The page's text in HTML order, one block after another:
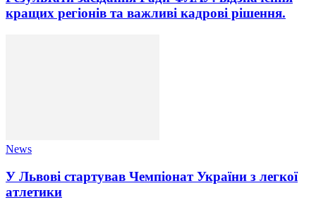
кращих регіонів та важливі кадрові рішення.
News
У Львові стартував Чемпіонат України з легкої
атлетики